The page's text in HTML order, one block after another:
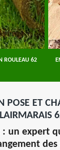
ROULEAU 62
POSE ET
: un expert